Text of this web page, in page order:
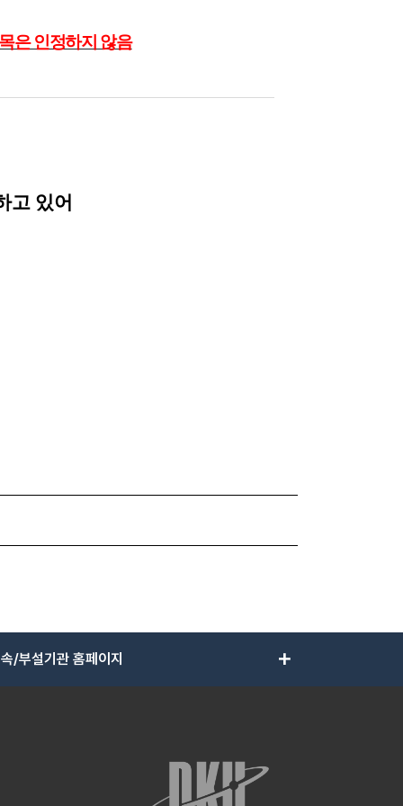
은 인정하지 않음
고 있어
/부설기관 홈페이지 add